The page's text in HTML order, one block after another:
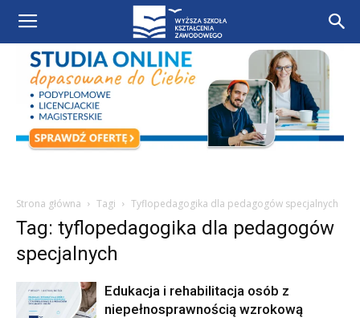
Strona główna Tagi Tyflopedagogika dla pedagogów specjalnych
Tag: tyflopedagogika dla pedagogów
specjalnych
Edukacja i rehabilitacja osób z
niepełnosprawnością wzrokową